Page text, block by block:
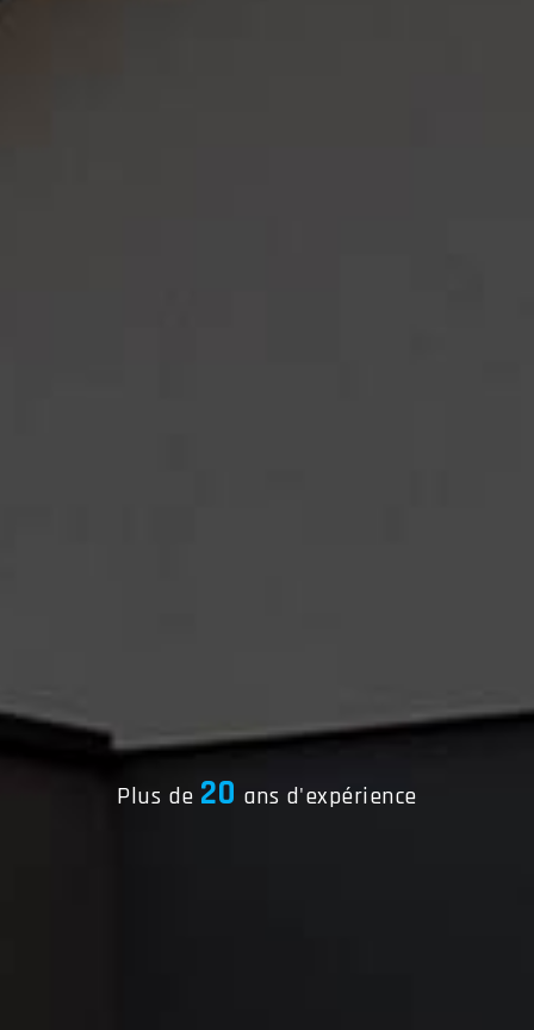
Plus de 20 ans d'expérience